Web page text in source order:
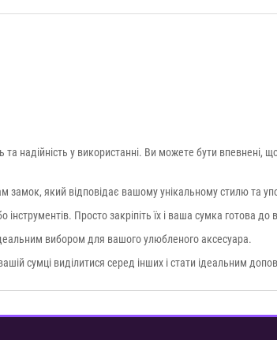
та надійність у використанні. Ви можете бути впевнені,
замок, який відповідає вашому унікальному стилю та
Просто закріпіть їх і ваша сумка готова до
вибором для вашого улюбленого аксесуара.
сумці виділитися серед інших і стати ідеальним